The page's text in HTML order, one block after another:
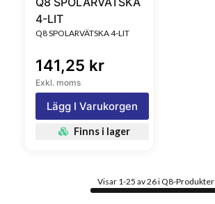
4-LIT
Q8 SPOLARVÄTSKA 4-LIT
141,25 kr
Exkl. moms
Lägg I Varukorgen
Finns i lager
Visar 1-25 av 26 i Q8-Produkter